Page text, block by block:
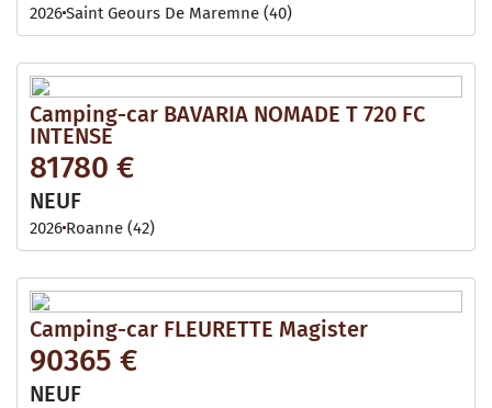
2026Saint Geours De Maremne (40)
Camping-car BAVARIA NOMADE T 720 FC
INTENSE
81780 €
NEUF
2026 Roanne (42)
Camping-car FLEURETTE Magister
90365 €
NEUF